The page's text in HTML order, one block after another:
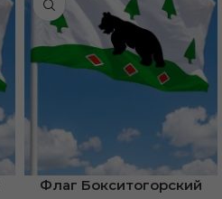
Флаг Бокситогорский